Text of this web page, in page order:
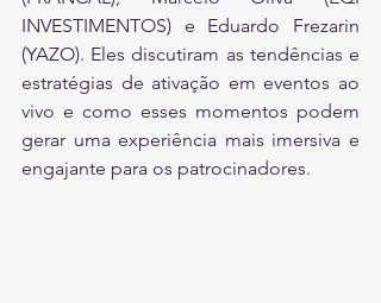
INVESTIMENTOS) e Eduardo Frezarin
(YAZO). Eles discutiram as tendências e
estratégias de ativação em eventos ao
vivo e como esses momentos podem
gerar uma experiência mais imersiva e
engajante para os patrocinadores.